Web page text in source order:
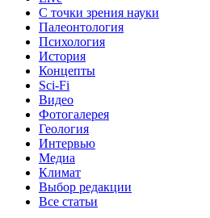
С точки зрения науки
Палеонтология
Психология
История
Концепты
Sci-Fi
Видео
Фотогалерея
Геология
Интервью
Медиа
Климат
Выбор редакции
Все статьи